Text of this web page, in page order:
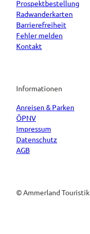
Prospektbestellung
Radwanderkarten
Barrierefreiheit
Fehler melden
Kontakt
Informationen
Anreisen & Parken
ÖPNV
Impressum
Datenschutz
AGB
© Ammerland Touristik